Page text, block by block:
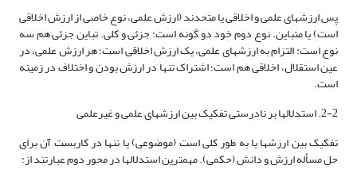
پس ارزش­های علمی و اخلاقی یا متحدند (ارزش علمی، نوع خاصی از ارزش اخلاقی
است) یا متباین. نوع دوم خود دو گونه است: جزئی و کلی. تباین جزئی هم سه
نوع است: التزام به ارزش­های علمی، یک ارزش اخلاقی است؛ هر ارزش علمی، در
عین استقلال، اخلاقی هم است؛ اشتراک تنها در ارزش بودن و اختلاف در زمینه
است.
2-2. استدلال­ها بر نادرستی تفکیک بین ارزش­های علمی و غیرعلمی
تفکیک بین ارزش­ها یا به طور کلی است (موضوعی) یا تنها در کاربست آن برای
حل مسأله ارزش و دانش (حکمی). مهم­ترین استدلال­ها در محور دوم عبارتند از: